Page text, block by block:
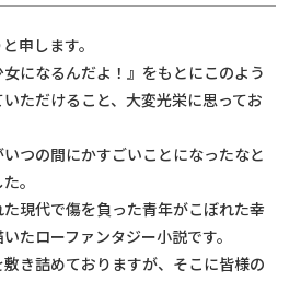
申します。
になるんだよ！』をもとにこのよう
ただけること、大変光栄に思ってお
つの間にかすごいことになったなと
。
現代で傷を負った青年がこぼれた幸
たローファンタジー小説です。
き詰めておりますが、そこに皆様の